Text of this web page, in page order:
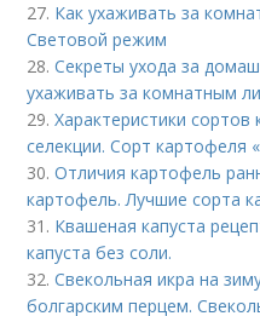
27. Как ухаживать за
Световой режим
28.Секреты ухода за
ухаживать за комнатным
29.Характеристики
селекции. Сорт картофеля
30.Отличия картофель
картофель. Лучшие сорта
31. Квашеная капуста
капуста без соли.
32.Свекольная икра на
болгарским перцем.